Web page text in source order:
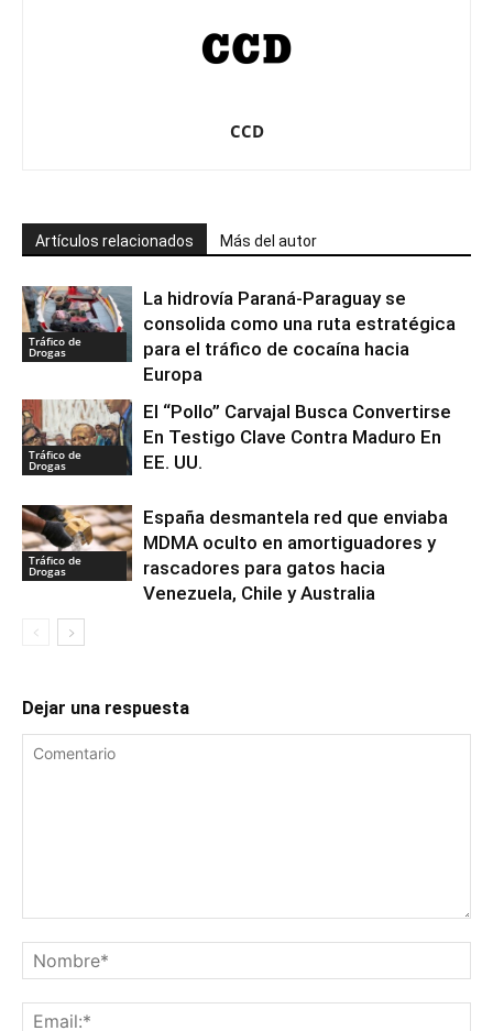
CCD
Artículos relacionados Más del autor
Tráfico de
Drogas
La hidrovía Paraná-Paraguay se
consolida como una ruta estratégica
para el tráfico de cocaína hacia
Europa
Tráfico de
Drogas
El “Pollo” Carvajal Busca Convertirse
En Testigo Clave Contra Maduro En
EE. UU.
Tráfico de
Drogas
España desmantela red que enviaba
MDMA oculto en amortiguadores y
rascadores para gatos hacia
Venezuela, Chile y Australia
Dejar una respuesta